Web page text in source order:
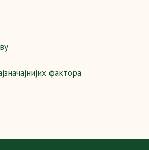
фактора